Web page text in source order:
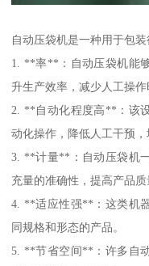
自动压袋机是一种用于包
1. **率**：自动压袋机能
升生产效率，减少人工操作
2. **自动化程度高**：该
动化操作，降低人工干预，
3. **计量**：自动压袋机
充量的准确性，提高产品质
4. **适应性强**：这类机
同规格和形态的产品。
5. **节省空间**：许多自